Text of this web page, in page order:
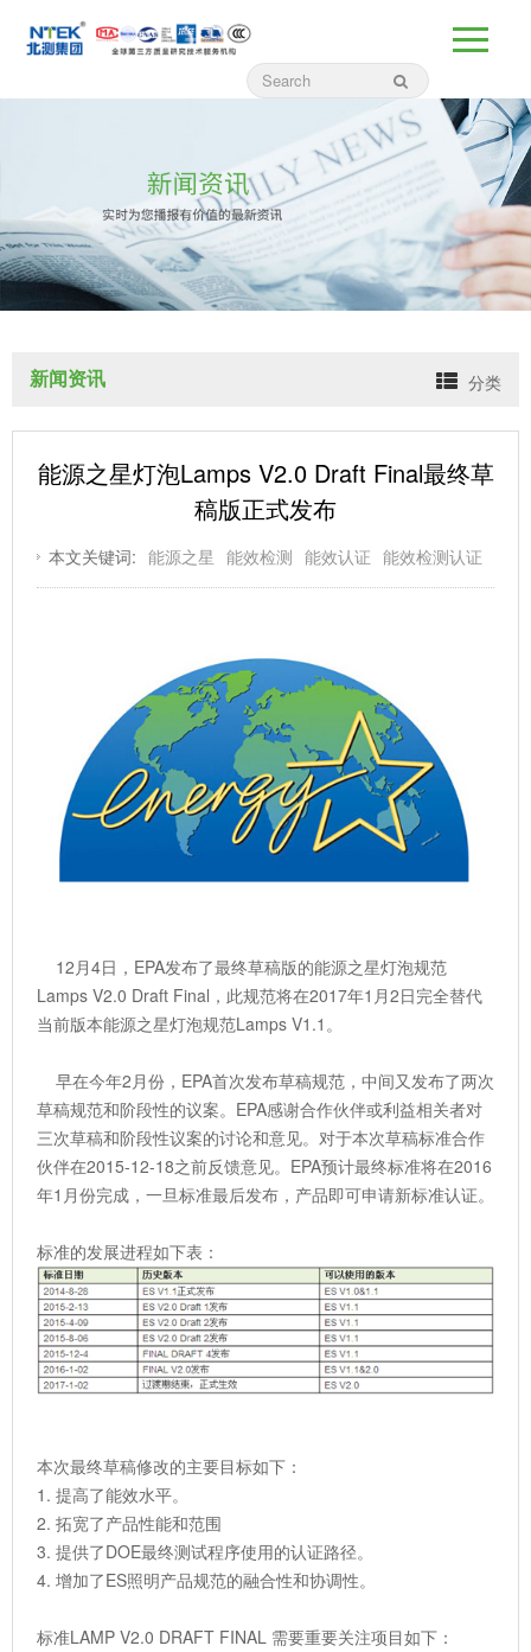
新闻资讯 分类
能源之星灯泡Lamps V2.0 Draft Final最终草
稿版正式发布
本文关键词: 能源之星 能效检测 能效认证 能效检测认证
12月4日，EPA发布了最终草稿版的能源之星灯泡规范
Lamps V2.0 Draft Final，此规范将在2017年1月2日完全替代
当前版本能源之星灯泡规范Lamps V1.1。
早在今年2月份，EPA首次发布草稿规范，中间又发布了两次
草稿规范和阶段性的议案。EPA感谢合作伙伴或利益相关者对
三次草稿和阶段性议案的讨论和意见。对于本次草稿标准合作
伙伴在2015-12-18之前反馈意见。EPA预计最终标准将在2016
年1月份完成，一旦标准最后发布，产品即可申请新标准认证。
标准的发展进程如下表：
本次最终草稿修改的主要目标如下：
1. 提高了能效水平。
2. 拓宽了产品性能和范围
3. 提供了DOE最终测试程序使用的认证路径。
4. 增加了ES照明产品规范的融合性和协调性。
标准LAMP V2.0 DRAFT FINAL 需要重要关注项目如下：